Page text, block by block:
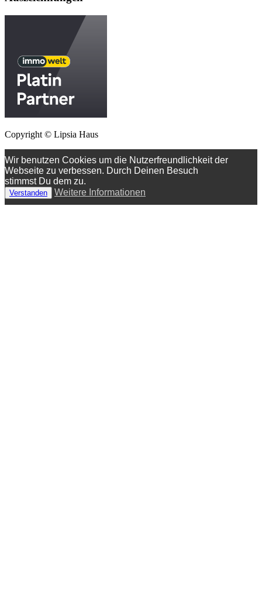
Copyright © Lipsia Haus
Wir benutzen Cookies um die Nutzerfreundlichkeit der
Webseite zu verbessen. Durch Deinen Besuch
stimmst Du dem zu.
Verstanden Weitere Informationen